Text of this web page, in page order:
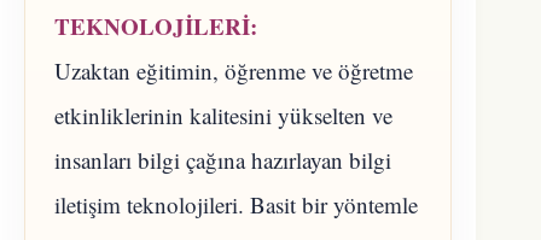
TEKNOLOJİLERİ:
Uzaktan eğitimin, öğrenme ve öğretme
etkinliklerinin kalitesini yükselten ve
insanları bilgi çağına hazırlayan bilgi
iletişim teknolojileri. Basit bir yöntemle